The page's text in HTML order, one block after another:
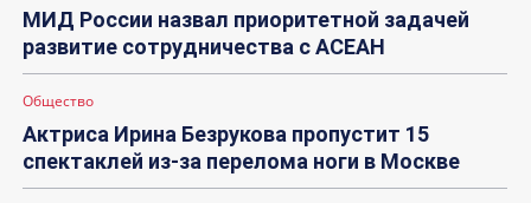
МИД России назвал приоритетной задачей
развитие сотрудничества с АСЕАН
Общество
Актриса Ирина Безрукова пропустит 15
спектаклей из-за перелома ноги в Москве